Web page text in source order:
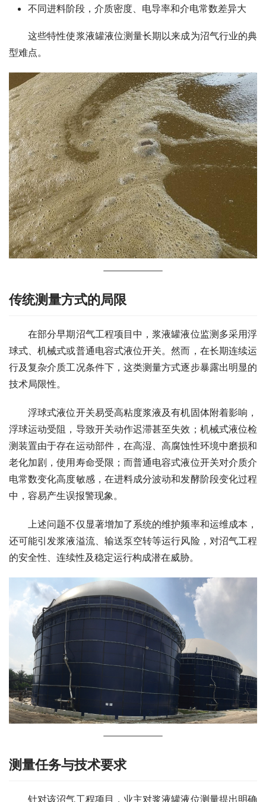
不同进料阶段，介质密度、电导率和介电常数差异大
这些特性使浆液罐液位测量长期以来成为沼气行业的典
型难点。
传统测量方式的局限
在部分早期沼气工程项目中，浆液罐液位监测多采用浮
球式、机械式或普通电容式液位开关。然而，在长期连续运
行及复杂介质工况条件下，这类测量方式逐步暴露出明显的
技术局限性。
浮球式液位开关易受高粘度浆液及有机固体附着影响，
浮球运动受阻，导致开关动作迟滞甚至失效；机械式液位检
测装置由于存在运动部件，在高湿、高腐蚀性环境中磨损和
老化加剧，使用寿命受限；而普通电容式液位开关对介质介
电常数变化高度敏感，在进料成分波动和发酵阶段变化过程
中，容易产生误报警现象。
上述问题不仅显著增加了系统的维护频率和运维成本，
还可能引发浆液溢流、输送泵空转等运行风险，对沼气工程
的安全性、连续性及稳定运行构成潜在威胁。
测量任务与技术要求
针对该沼气工程项目，业主对浆液罐液位测量提出明确